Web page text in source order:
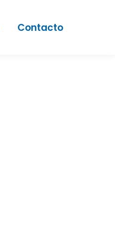
Contacto